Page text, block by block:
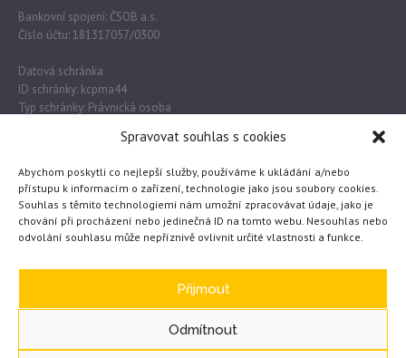
Spravovat souhlas s cookies
Abychom poskytli co nejlepší služby, používáme k ukládání a/nebo
přístupu k informacím o zařízení, technologie jako jsou soubory cookies.
Souhlas s těmito technologiemi nám umožní zpracovávat údaje, jako je
chování při procházení nebo jedinečná ID na tomto webu. Nesouhlas nebo
odvolání souhlasu může nepříznivě ovlivnit určité vlastnosti a funkce.
Přijmout
Odmítnout
Bankovní spojení: ČSOB a.s.
Číslo účtu: 181317057/0300
Datová schránka
ID schránky: kcpma44
Typ schránky: Právnická osoba
Obec Lužec nad Vltavou
MŠMT